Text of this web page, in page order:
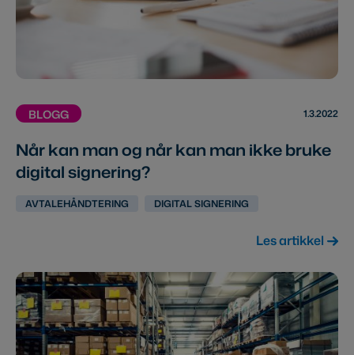
BLOGG 1.3.2022
Når kan man og når kan man ikke bruke
digital signering?
AVTALEHÅNDTERING DIGITAL SIGNERING
Les artikkel